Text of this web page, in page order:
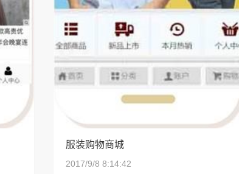
服装购物商城
2017/9/8 8:14:42